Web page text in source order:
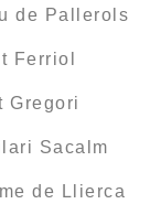
de Pallerols
Ferriol
Gregori
Sacalm
de Llierca